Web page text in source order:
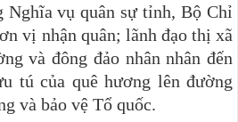
vụ quân sự tỉnh, Bộ Chỉ
vị nhận quân; lãnh đạo thị xã
và đông đảo nhân nhân đến
tú của quê hương lên đường
và bảo vệ Tổ quốc.